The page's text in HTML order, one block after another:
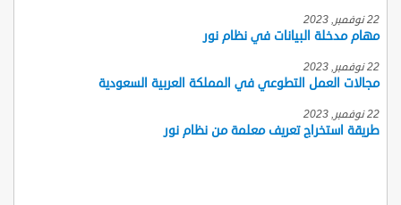
22 نوفمبر, 2023
مهام مدخلة البيانات في نظام نور
22 نوفمبر, 2023
مجالات العمل التطوعي في المملكة العربية السعودية
22 نوفمبر, 2023
طريقة استخراج تعريف معلمة من نظام نور